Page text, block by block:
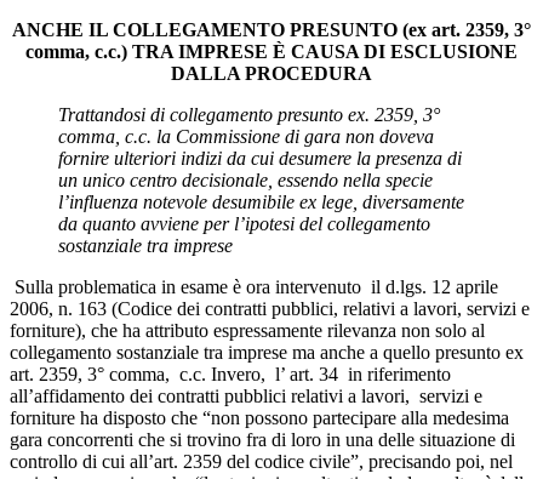
ANCHE IL COLLEGAMENTO PRESUNTO (ex art. 2359, 3°
comma, c.c.) TRA IMPRESE È CAUSA DI ESCLUSIONE
DALLA PROCEDURA
Trattandosi di collegamento presunto ex. 2359, 3°
comma, c.c. la Commissione di gara non doveva
fornire ulteriori indizi da cui desumere la presenza di
un unico centro decisionale, essendo nella specie
l’influenza notevole desumibile ex lege, diversamente
da quanto avviene per l’ipotesi del collegamento
sostanziale tra imprese
Sulla problematica in esame è ora intervenuto il d.lgs. 12 aprile
2006, n. 163 (Codice dei contratti pubblici, relativi a lavori, servizi e
forniture), che ha attributo espressamente rilevanza non solo al
collegamento sostanziale tra imprese ma anche a quello presunto ex
art. 2359, 3° comma, c.c. Invero, l’ art. 34 in riferimento
all’affidamento dei contratti pubblici relativi a lavori, servizi e
forniture ha disposto che “non possono partecipare alla medesima
gara concorrenti che si trovino fra di loro in una delle situazione di
controllo di cui all’art. 2359 del codice civile”, precisando poi, nel